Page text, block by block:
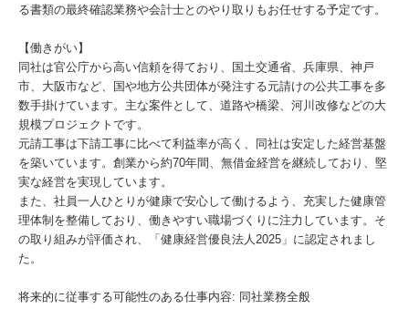
る書類の最終確認業務や会計士とのやり取りもお任せする予定です。
【働きがい】
同社は官公庁から高い信頼を得ており、国土交通省、兵庫県、神戸
市、大阪市など、国や地方公共団体が発注する元請けの公共工事を多
数手掛けています。主な案件として、道路や橋梁、河川改修などの大
規模プロジェクトです。
元請工事は下請工事に比べて利益率が高く、同社は安定した経営基盤
を築いています。創業から約70年間、無借金経営を継続しており、堅
実な経営を実現しています。
また、社員一人ひとりが健康で安心して働けるよう、充実した健康管
理体制を整備しており、働きやすい職場づくりに注力しています。そ
の取り組みが評価され、「健康経営優良法人2025」に認定されまし
た。
将来的に従事する可能性のある仕事内容: 同社業務全般